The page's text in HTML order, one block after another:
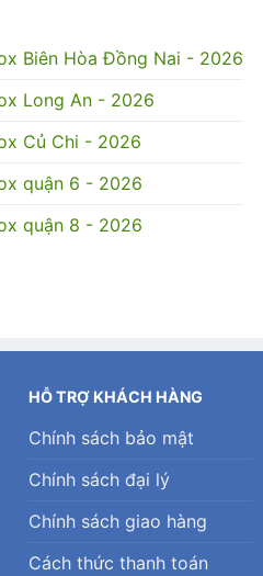
Biên Hòa Đồng Nai - 2026
Long An - 2026
Củ Chi - 2026
quận 6 - 2026
quận 8 - 2026
HỖ TRỢ KHÁCH HÀNG
Chính sách bảo mật
Chính sách đại lý
Chính sách giao hàng
Cách thức thanh toán